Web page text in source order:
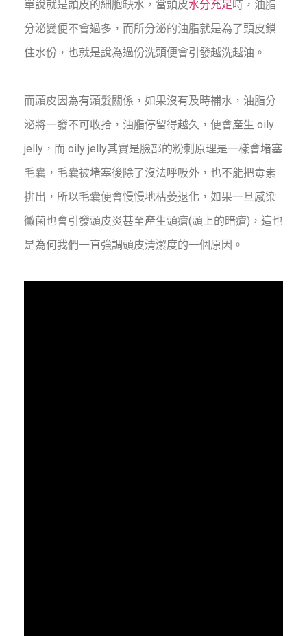
單說就是頭皮的細胞缺水，當頭皮水分充足 時，油脂
分泌變便不會過多，而所分泌的油脂就是為了頭皮鎖
住水份，也就是說為過份洗頭便會引發越洗越油。
而頭皮因為有頭髮關係，如果沒有及時補水，油脂分
泌將一發不可收拾，油脂停留得越久，便會產生 oily
jelly，而 oily jelly其實是臉部的粉刺原理是一樣會堵塞
毛囊，毛囊被堵塞後除了沒法呼吸外，也不能把毒素
排出，所以毛囊便會慢慢地枯萎退化，如果一旦感染
黴菌也會引發頭皮炎甚至產生頭瘡(頭上的暗瘡)，這也
是為何我們一直強調頭皮清潔度的一個原因。